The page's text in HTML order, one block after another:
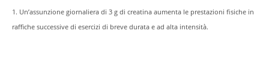
1. Un’assunzione giornaliera di 3 g di creatina aumenta le prestazioni fisiche in
raffiche successive di esercizi di breve durata e ad alta intensità.